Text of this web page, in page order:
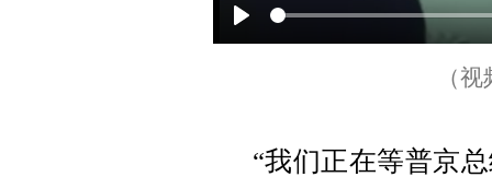
P
（
“我们正在等普京